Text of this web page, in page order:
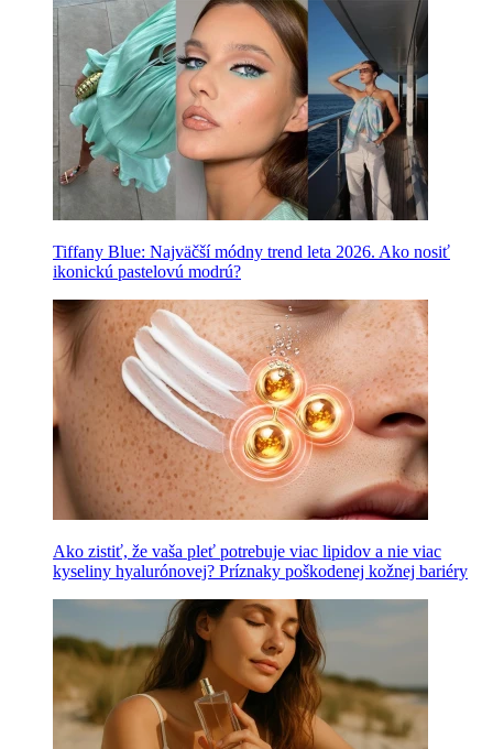
Tiffany Blue: Najväčší módny trend leta 2026. Ako nosiť
ikonickú pastelovú modrú?
Ako zistiť, že vaša pleť potrebuje viac lipidov a nie viac
kyseliny hyalurónovej? Príznaky poškodenej kožnej bariéry